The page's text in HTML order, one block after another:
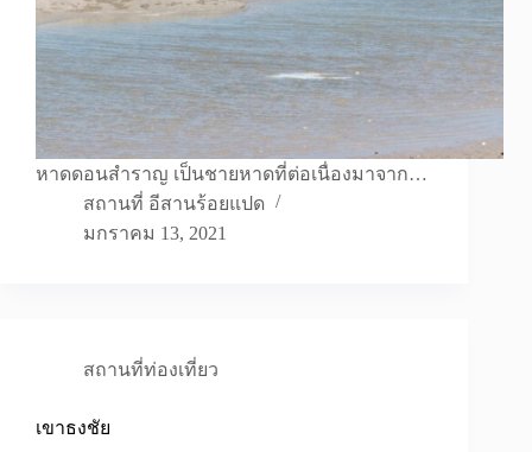
หาดดอนสำราญ เป็นชายหาดที่ต่อเนื่องมาจาก…
สถานที่ อีสานร้อยแปด
มกราคม 13, 2021
สถานที่ท่องเที่ยว
เขาธงชัย